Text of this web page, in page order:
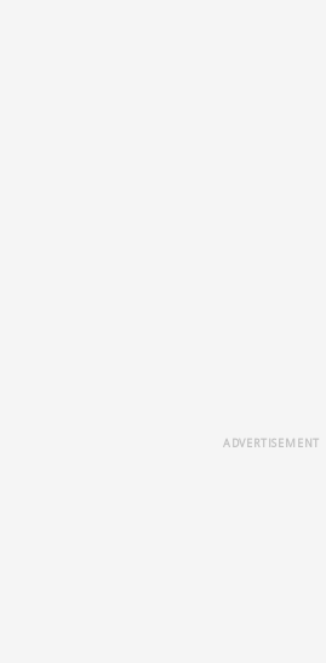
ADVERTISEMENT